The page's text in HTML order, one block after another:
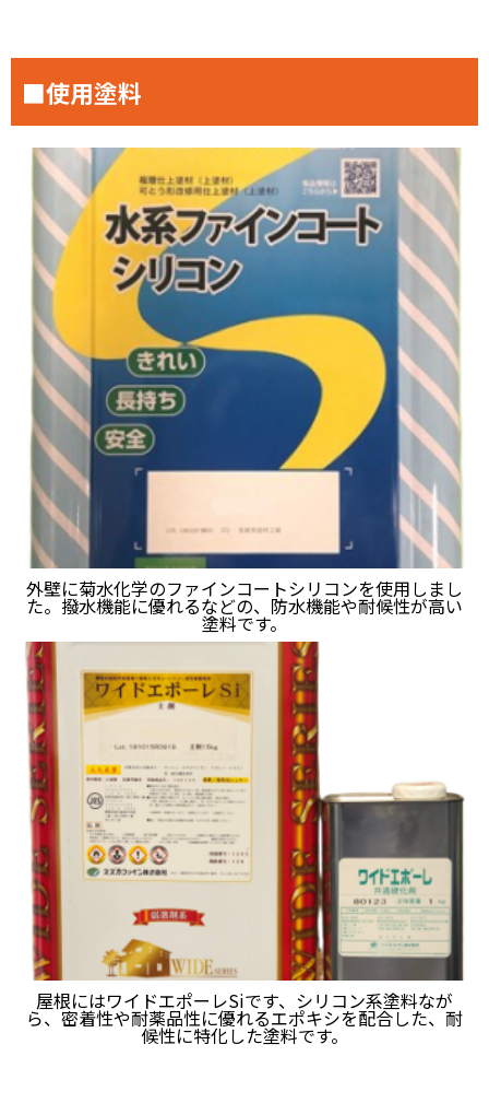
■使用塗料
外壁に菊水化学のファインコートシリコンを使用しまし
た。撥水機能に優れるなどの、防水機能や耐候性が高い
塗料です。
屋根にはワイドエポーレSiです、シリコン系塗料なが
ら、密着性や耐薬品性に優れるエポキシを配合した、耐
候性に特化した塗料です。